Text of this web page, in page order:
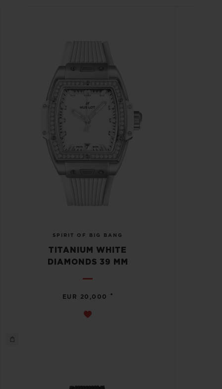
SPIRIT OF BIG BANG
TITANIUM WHITE
DIAMONDS 39 MM
EUR 20,000 •